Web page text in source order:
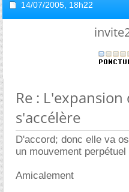
14/07/2005, 18h22
Re :
s'accélère
D'accord; donc elle va
un mouvement
Amicalement